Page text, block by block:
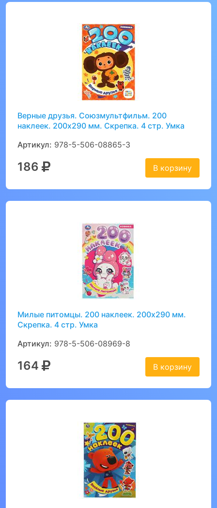
Верные друзья. Союзмультфильм. 200
наклеек. 200х290 мм. Скрепка. 4 стр. Умка
Артикул: 978-5-506-08865-3
186 В корзину
Милые питомцы. 200 наклеек. 200х290 мм.
Скрепка. 4 стр. Умка
Артикул: 978-5-506-08969-8
164 В корзину